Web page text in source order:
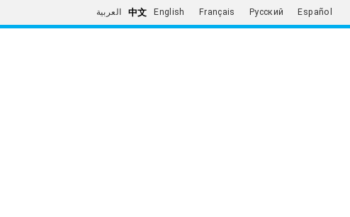
العربية 中文 English Français Русский Español